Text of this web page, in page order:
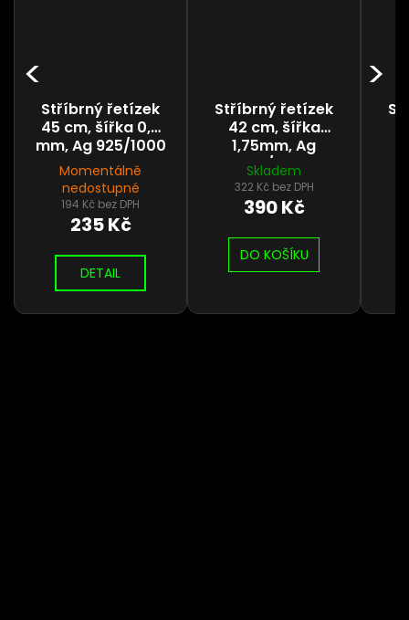
Stříbrný řetízek
45 cm, šířka 0,6
mm, Ag 925/1000
Momentálně
nedostupné
194 Kč bez DPH
235 Kč
DETAIL
Stříbrný řetízek
42 cm, šířka
1,75mm, Ag
925/1000
Skladem
322 Kč bez DPH
390 Kč
DO KOŠÍKU